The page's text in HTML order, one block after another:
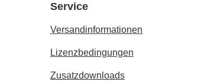
Service
Versandinformationen
Lizenzbedingungen
Zusatzdownloads